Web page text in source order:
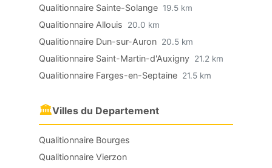
Qualitionnaire Sainte-Solange 19.5 km
Qualitionnaire Allouis 20.0 km
Qualitionnaire Dun-sur-Auron 20.5 km
Qualitionnaire Saint-Martin-d'Auxigny 21.2 km
Qualitionnaire Farges-en-Septaine 21.5 km
🏛Villes du Departement
Qualitionnaire Bourges
Qualitionnaire Vierzon